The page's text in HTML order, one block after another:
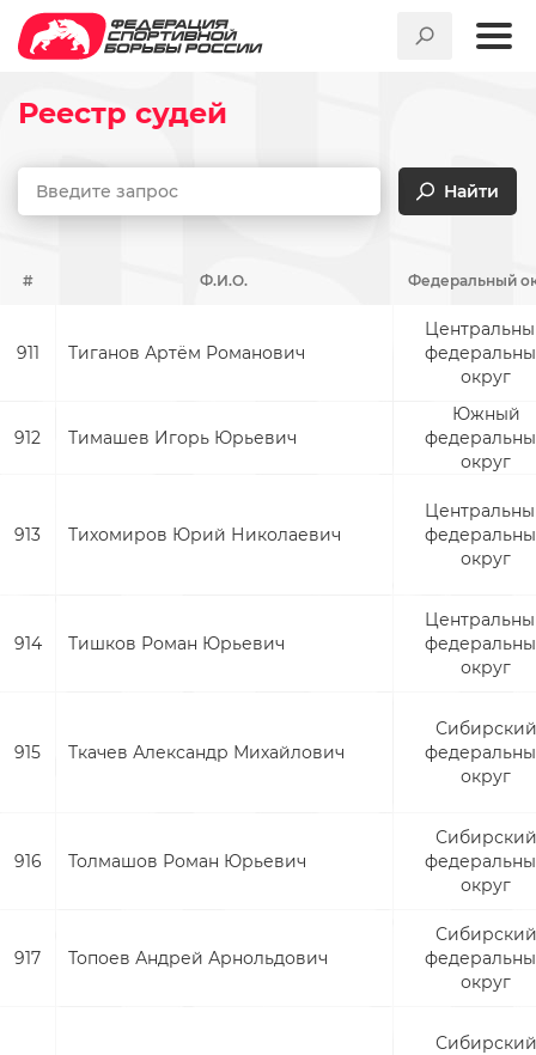
Реестр судей
Найти
# Ф.И.О. Федеральный
911 Тиганов Артём Романович
округ
912 Тимашев Игорь Юрьевич
Южный
округ
913 Тихомиров Юрий Николаевич
округ
914 Тишков Роман Юрьевич
округ
915 Ткачев Александр Михайлович
Сибирский
округ
916 Толмашов Роман Юрьевич
Сибирский
округ
917 Топоев Андрей Арнольдович
Сибирский
округ
Сибирский